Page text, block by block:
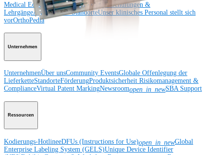
Medical EducationKursbeschreibungenSchulungen &
LehrgängeArthroLab™-StandorteUnser klinisches Personal stellt sich
vorOrthoPedia
Unternehmen
UnternehmenÜber unsCommunity EventsGlobale Offenlegung der
LieferketteStandorteFörderungProduktsicherheit Risikomanagement &
ComplianceVirtual Patent MarkingNewsroomopen_in_newSBA Support
Ressourcen
Kodierungs-HotlineeDFUs (Instructions for Use)open_in_newGlobal
Enterprise Labeling System (GELS)Unique Device Identifier